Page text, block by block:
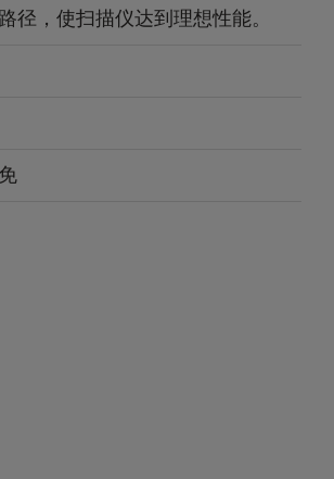
径，使扫描仪达到理想性能。